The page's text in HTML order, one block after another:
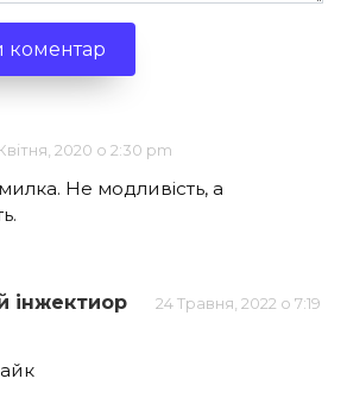
2020 о 2:30 pm
Не модливість, а
інжектиор
24 Травня, 2022 о 7:19